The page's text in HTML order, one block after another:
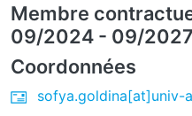
Membre
09/2024 - 09/2027
Coordonnées
sofya.goldina[at]univ-